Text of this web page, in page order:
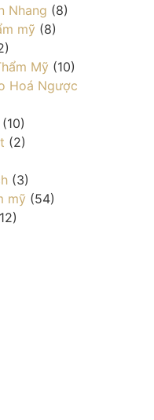
Nhang (8)
mỹ (8)
Mỹ (10)
Hoá Ngược
(10)
(2)
(3)
mỹ (54)